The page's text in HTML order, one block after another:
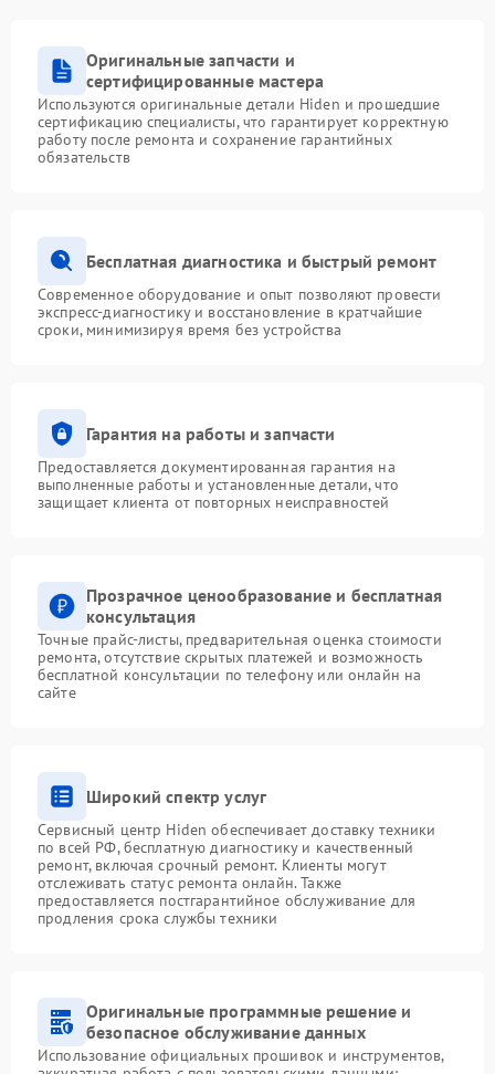
Оригинальные запчасти и
сертифицированные мастера
Используются оригинальные детали Hiden и прошедшие
сертификацию специалисты, что гарантирует корректную
работу после ремонта и сохранение гарантийных
обязательств
Бесплатная диагностика и быстрый ремонт
Современное оборудование и опыт позволяют провести
экспресс-диагностику и восстановление в кратчайшие
сроки, минимизируя время без устройства
Гарантия на работы и запчасти
Предоставляется документированная гарантия на
выполненные работы и установленные детали, что
защищает клиента от повторных неисправностей
Прозрачное ценообразование и бесплатная
консультация
Точные прайс-листы, предварительная оценка стоимости
ремонта, отсутствие скрытых платежей и возможность
бесплатной консультации по телефону или онлайн на
сайте
Широкий спектр услуг
Сервисный центр Hiden обеспечивает доставку техники
по всей РФ, бесплатную диагностику и качественный
ремонт, включая срочный ремонт. Клиенты могут
отслеживать статус ремонта онлайн. Также
предоставляется постгарантийное обслуживание для
продления срока службы техники
Оригинальные программные решение и
безопасное обслуживание данных
Использование официальных прошивок и инструментов,